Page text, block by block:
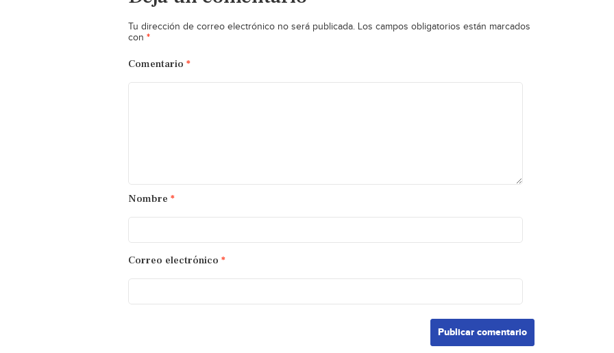
Tu dirección de correo electrónico no será publicada. Los campos obligatorios están marcados
con *
Comentario *
Nombre *
Correo electrónico *